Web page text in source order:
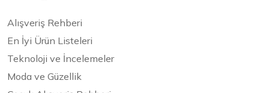
Alışveriş Rehberi
En İyi Ürün Listeleri
Teknoloji ve İncelemeler
Moda ve Güzellik